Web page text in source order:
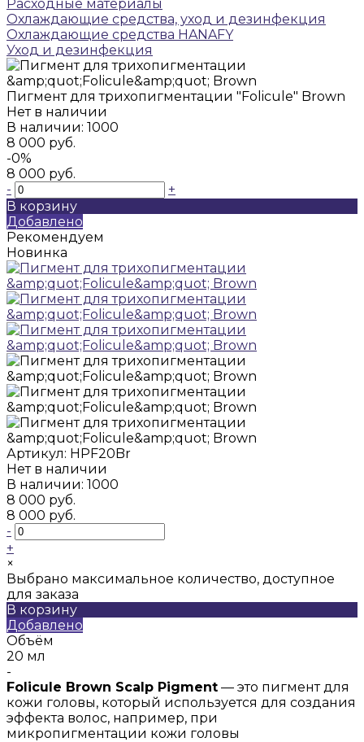
Расходные материалы
Охлаждающие средства, уход и дезинфекция
Охлаждающие средства HANAFY
Уход и дезинфекция
Пигмент для трихопигментации "Folicule" Brown
Нет в наличии
В наличии: 1000
8 000 руб.
-0%
8 000 руб.
-
+
В корзину
Добавлено
Рекомендуем
Новинка
Артикул: HPF20Br
Нет в наличии
В наличии: 1000
8 000 руб.
8 000 руб.
-
+
×
Выбрано максимальное количество, доступное
для заказа
В корзину
Добавлено
Объём
20 мл
-
Folicule Brown Scalp Pigment — это пигмент для
кожи головы, который используется для создания
эффекта волос, например, при
микропигментации кожи головы